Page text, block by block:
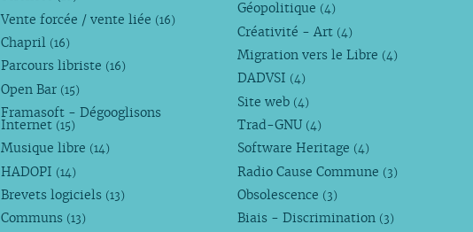
Vente forcée / vente liée (16)
Chapril (16)
Parcours libriste (16)
Open Bar (15)
Framasoft - Dégooglisons
Internet (15)
Musique libre (14)
HADOPI (14)
Brevets logiciels (13)
Communs (13)
Géopolitique (4)
Créativité - Art (4)
Migration vers le Libre (4)
DADVSI (4)
Site web (4)
Trad-GNU (4)
Software Heritage (4)
Radio Cause Commune (3)
Obsolescence (3)
Biais - Discrimination (3)